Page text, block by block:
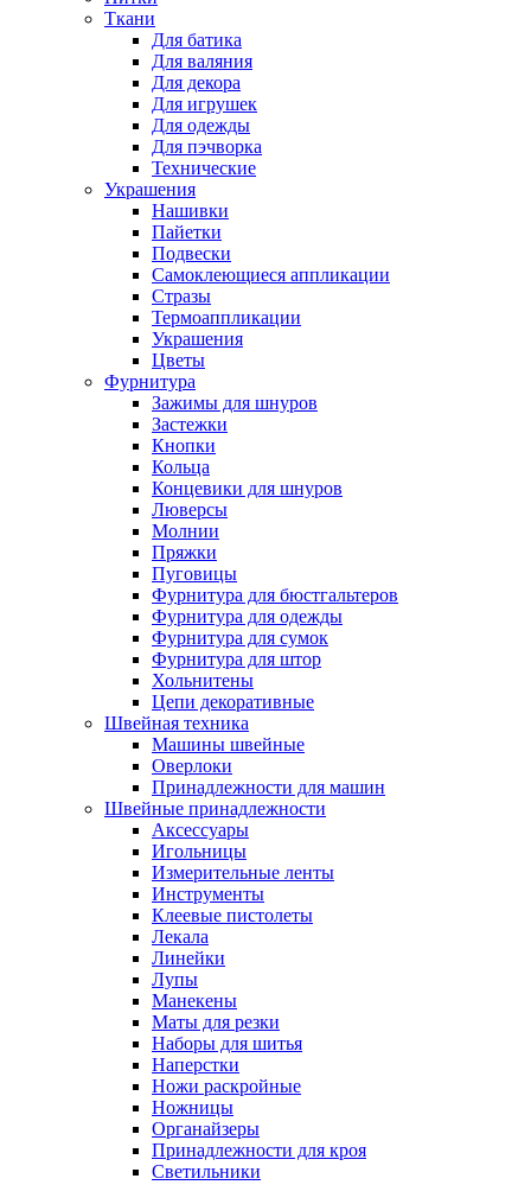
Ткани
Для батика
Для валяния
Для декора
Для игрушек
Для одежды
Для пэчворка
Технические
Украшения
Нашивки
Пайетки
Подвески
Самоклеющиеся аппликации
Стразы
Термоаппликации
Украшения
Цветы
Фурнитура
Зажимы для шнуров
Застежки
Кнопки
Кольца
Концевики для шнуров
Люверсы
Молнии
Пряжки
Пуговицы
Фурнитура для бюстгальтеров
Фурнитура для одежды
Фурнитура для сумок
Фурнитура для штор
Хольнитены
Цепи декоративные
Швейная техника
Машины швейные
Оверлоки
Принадлежности для машин
Швейные принадлежности
Аксессуары
Игольницы
Измерительные ленты
Инструменты
Клеевые пистолеты
Лекала
Линейки
Лупы
Манекены
Маты для резки
Наборы для шитья
Наперстки
Ножи раскройные
Ножницы
Органайзеры
Принадлежности для кроя
Светильники